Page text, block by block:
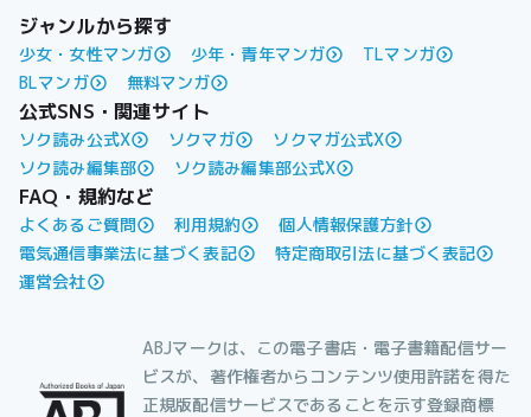
ジャンルから探す
少女・女性マンガ 少年・青年マンガ
TLマンガ
BLマンガ
無料マンガ
公式SNS・関連サイト
ソク読み公式X ソクマガ
ソクマガ公式X
ソク読み編集部
ソク読み編集部公式X
FAQ・規約など
よくあるご質問 利用規約
個人情報保護方針
電気通信事業法に基づく表記
特定商取引法に基づく表記
運営会社
ABJマークは、この電子書店・電子書籍配信サー
ビスが、著作権者からコンテンツ使用許諾を得た
正規版配信サービスであることを示す登録商標